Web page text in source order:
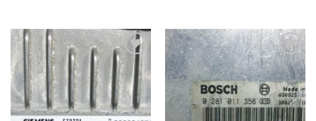
İstek
Listeme
Ekle
İstek
Listeme
Ekle